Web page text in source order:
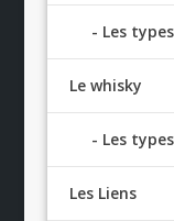
Les
Le whisky
Les
Les Liens